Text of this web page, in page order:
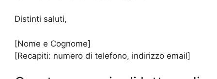
Distinti saluti,
[Nome e Cognome]
[Recapiti: numero di telefono, indirizzo email]